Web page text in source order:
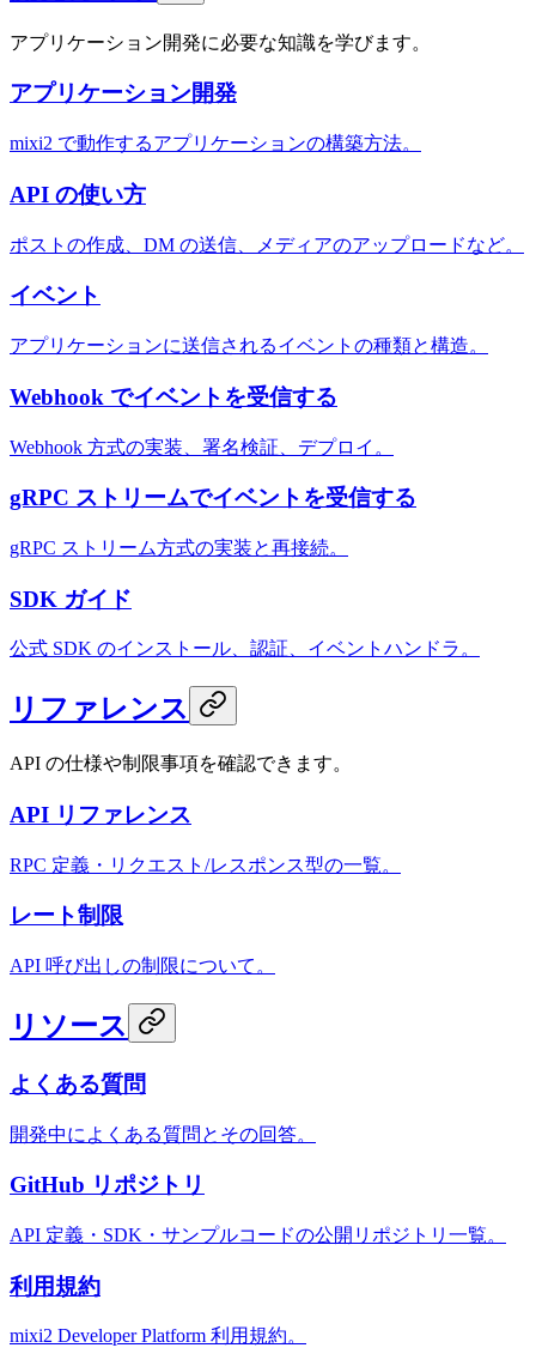
アプリケーション開発に必要な知識を学びます。
アプリケーション開発
mixi2 で動作するアプリケーションの構築方法。
API の使い方
ポストの作成、DM の送信、メディアのアップロードなど。
イベント
アプリケーションに送信されるイベントの種類と構造。
Webhook でイベントを受信する
Webhook 方式の実装、署名検証、デプロイ。
gRPC ストリームでイベントを受信する
gRPC ストリーム方式の実装と再接続。
SDK ガイド
公式 SDK のインストール、認証、イベントハンドラ。
リファレンス
API の仕様や制限事項を確認できます。
API リファレンス
RPC 定義・リクエスト/レスポンス型の一覧。
レート制限
API 呼び出しの制限について。
リソース
よくある質問
開発中によくある質問とその回答。
GitHub リポジトリ
API 定義・SDK・サンプルコードの公開リポジトリ一覧。
利用規約
mixi2 Developer Platform 利用規約。